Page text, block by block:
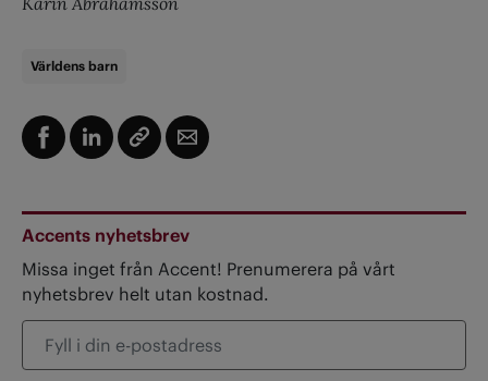
Världens barn
Accents nyhetsbrev
Missa inget från Accent! Prenumerera på vårt
nyhetsbrev helt utan kostnad.